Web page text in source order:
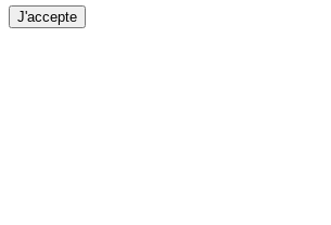
J'accepte